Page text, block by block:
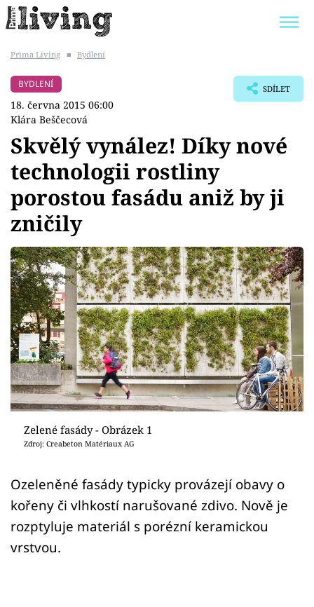
BYDLENÍ SLAVNÝCH
Témata
Bydlení
Zahrada
Design
Sledujte prima+
Přihlášení
Sledujte nás
Prima Living ■ Bydlení
BYDLENÍ
18. června 2015 06:00
Klára Beščecová
SDÍLET
Skvělý vynález! Díky nové
technologii rostliny
porostou fasádu aniž by ji
zničily
Zelené fasády - Obrázek 1
Zdroj: Creabeton Matériaux AG
Ozeleněné fasády typicky provázejí obavy o
kořeny či vlhkostí narušované zdivo. Nově je
rozptyluje materiál s porézní keramickou
vrstvou.